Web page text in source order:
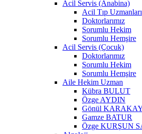
Acil Servis (Anabina)
Acil Tıp Uzmanları
Doktorlarımız
Sorumlu Hekim
Sorumlu Hemşire
Acil Servis (Çocuk)
Doktorlarımız
Sorumlu Hekim
Sorumlu Hemşire
Aile Hekim Uzman
Kübra BULUT
Özge AYDIN
Gönül
Gamze BATUR
Özge KURŞUN